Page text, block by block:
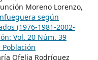
Moreno Lorenzo,
según
(1976-1981-2002-
Vol. 20 Núm. 39
Población
Ofelia Rodríguez